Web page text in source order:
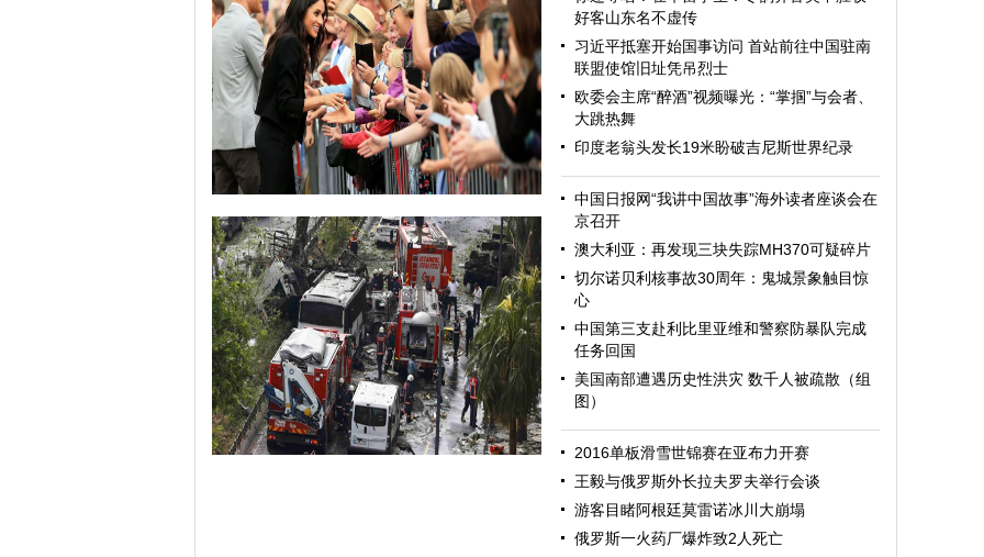
哈里与梅根亮相都柏林街头接受民众欢迎
好客山东名不虚传
习近平抵塞开始国事访问 首站前往中国驻南
联盟使馆旧址凭吊烈士
欧委会主席“醉酒”视频曝光：“掌掴”与会者、
大跳热舞
印度老翁头发长19米盼破吉尼斯世界纪录
中国日报网“我讲中国故事”海外读者座谈会在
京召开
澳大利亚：再发现三块失踪MH370可疑碎片
切尔诺贝利核事故30周年：鬼城景象触目惊
心
中国第三支赴利比里亚维和警察防暴队完成
任务回国
美国南部遭遇历史性洪灾 数千人被疏散（组
图）
2016单板滑雪世锦赛在亚布力开赛
王毅与俄罗斯外长拉夫罗夫举行会谈
游客目睹阿根廷莫雷诺冰川大崩塌
俄罗斯一火药厂爆炸致2人死亡